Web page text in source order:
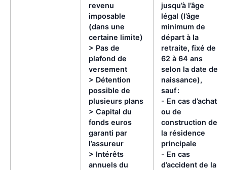
revenu
imposable
(dans une
certaine limite)
> Pas de
plafond de
versement
> Détention
possible de
plusieurs plans
> Capital du
fonds euros
garanti par
l’assureur
> Intérêts
annuels du
jusqu’à l’âge
légal (l’âge
minimum de
départ à la
retraite, fixé de
62 à 64 ans
selon la date de
naissance),
sauf :
- En cas d’achat
ou de
construction de
la résidence
principale
- En cas
d’accident de la